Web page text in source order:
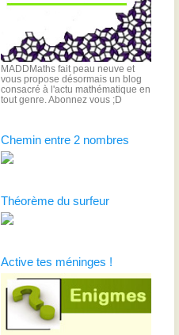
MADDMaths fait peau neuve et
vous propose désormais un blog
consacré à l'actu mathématique en
tout genre. Abonnez vous ;D
Chemin entre 2 nombres
Théorème du surfeur
Active tes méninges !